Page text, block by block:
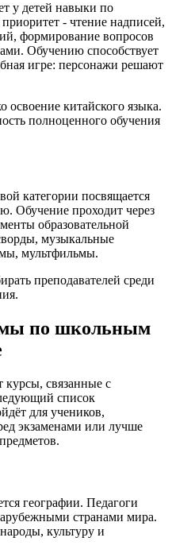
у детей навыки по
- чтение надписей,
формирование вопросов
Обучению способствует
игре: персонажи решают
освоение китайского языка.
полноценного обучения
категории посвящается
Обучение проходит через
образовательной
музыкальные
мультфильмы.
преподавателей среди
по школьным
курсы, связанные с
список
для учеников,
экзаменами или лучше
географии. Педагоги
странами мира.
культуру и